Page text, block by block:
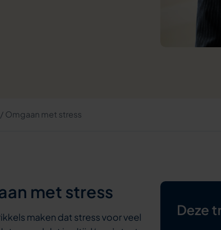
Omgaan met stress
met stress
maken dat stress voor veel
Deze